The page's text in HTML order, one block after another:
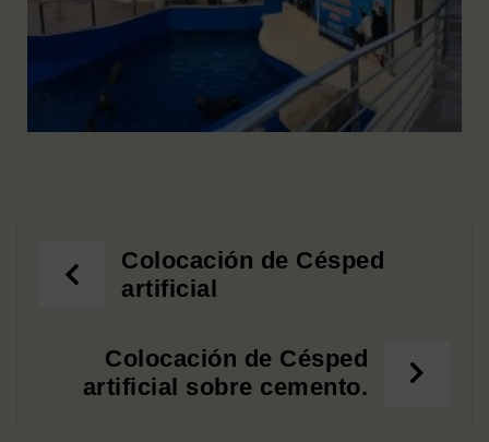
Colocación de Césped
artificial
Colocación de Césped
artificial sobre cemento.